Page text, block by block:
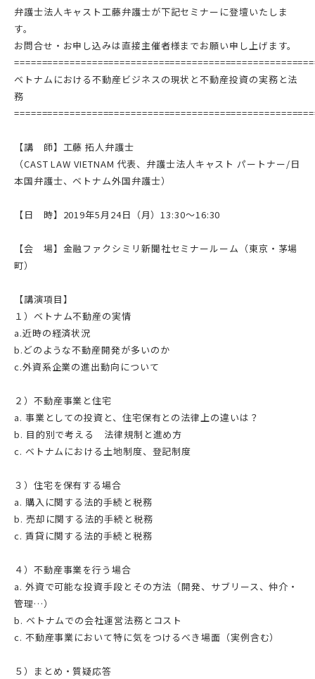
弁護士法人キャスト工藤弁護士が下記セミナーに登壇いたしま
す。
お問合せ・お申し込みは直接主催者様までお願い申し上げます。
ベトナムにおける不動産ビジネスの現状と不動産投資の実務と法
務
【講 師】 工藤 拓人弁護士
（CAST LAW VIETNAM 代表、弁護士法人キャスト パートナー/日
本国弁護士、ベトナム外国弁護士）
【日 時】 2019年5月24日（月）13:30～16:30
【会 場】 金融ファクシミリ新聞社セミナールーム（東京・茅場
町）
【講演項目】
１）ベトナム不動産の実情
a.近時の経済状況
b.どのような不動産開発が多いのか
c.外資系企業の進出動向について
２）不動産事業と住宅
a. 事業としての投資と、住宅保有との法律上の違いは？
b. 目的別で考える 法律規制と進め方
c. ベトナムにおける土地制度、登記制度
３）住宅を保有する場合
a. 購入に関する法的手続と税務
b. 売却に関する法的手続と税務
c. 賃貸に関する法的手続と税務
４）不動産事業を行う場合
a. 外資で可能な投資手段とその方法（開発、サブリース、仲介・
管理…）
b. ベトナムでの会社運営法務とコスト
c. 不動産事業において特に気をつけるべき場面（実例含む）
５）まとめ・質疑応答